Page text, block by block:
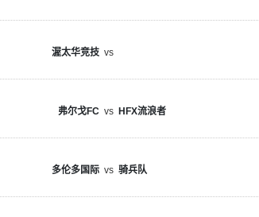
渥太华竞技 vs
弗尔戈FC vs HFX流浪者
多伦多国际 vs 骑兵队